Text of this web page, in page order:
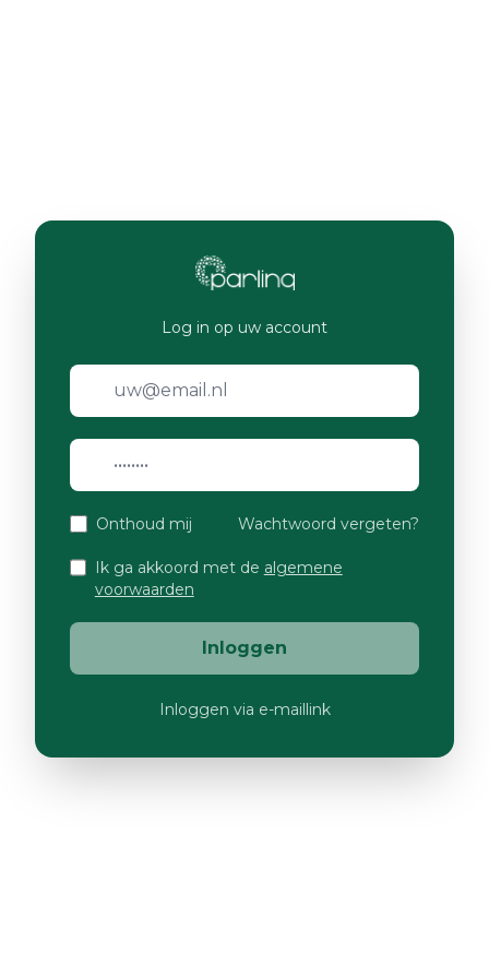
Log in op uw account
Onthoud mij Wachtwoord vergeten?
Ik ga akkoord met de algemene
voorwaarden
Inloggen
Inloggen via e-maillink